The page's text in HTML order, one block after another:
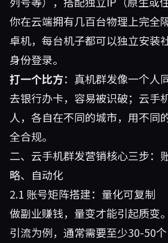
你在云端拥有几百台物理上完全
卓机，每台机子都可以独立安装
身份登录。
打一个比方：真机群发像一个人
去银行办卡，容易被识破；云手
人，各自在不同的城市，用不
全合规。
二、云手机群发营销核心三步：
略、自动化
2.1 账号矩阵搭建：量化可复制
做副业赚钱，量变才能引起质变
引流为例，通常需要至少30-50个